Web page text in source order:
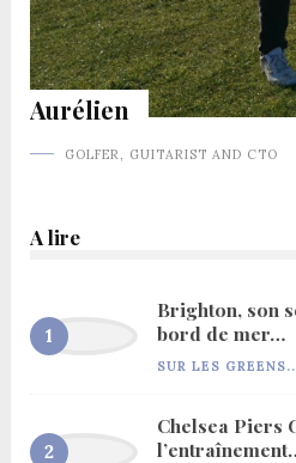
Aurélien
GOLFER, GUITARIST AND CTO
A lire
Brighton, son
bord de mer…
SUR LES
Chelsea Piers